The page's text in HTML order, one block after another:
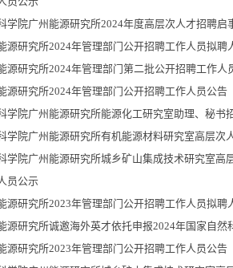
学院广州能源研究所2024年度高层次人才招聘启
源研究所2024年管理部门公开招聘工作人员拟聘
源研究所2024年管理部门第二批公开招聘工作人
源研究所2024年管理部门公开招聘工作人员公告
学院广州能源研究所能源化工研究室助理、秘书
学院广州能源研究所有机能源材料研究室高层次
学院广州能源研究所城乡矿山集成技术研究室高
员公示
源研究所2023年管理部门公开招聘工作人员拟聘
源研究所诚邀海外英才依托申报2024年国家自然
源研究所2023年管理部门公开招聘工作人员公告